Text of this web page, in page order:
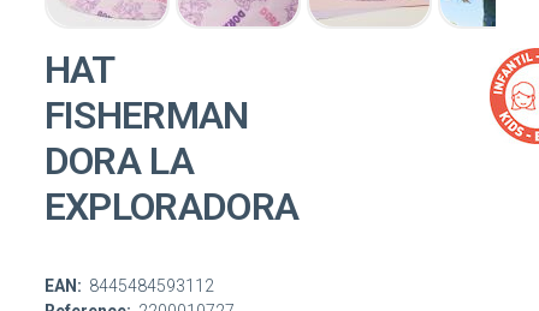
HAT
FISHERMAN
DORA LA
EXPLORADORA
EAN: 8445484593112